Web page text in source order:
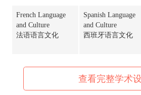
French Language
and Culture
法语语言文化
Spanish Language
and Culture
西班牙语言文化
Drawing
工作室艺术：绘画
查看完整学术